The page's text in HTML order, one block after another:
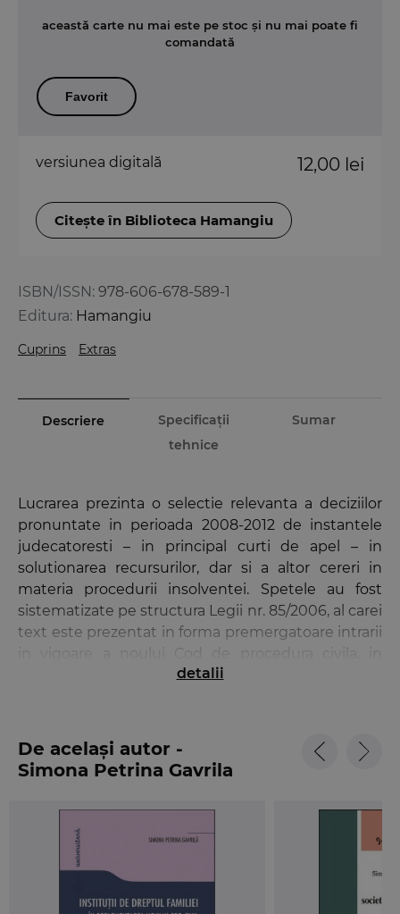
ISBN/ISSN: 978-606-678-589-1
Editura: Hamangiu
Cuprins Extras
această carte nu mai este pe stoc și nu mai poate fi
comandată
Favorit
versiunea digitală 12,00 lei
Citește în Biblioteca Hamangiu
Descriere
Specificații
tehnice
Sumar
Lucrarea prezinta o selectie relevanta a deciziilor
pronuntate in perioada 2008-2012 de instantele
judecatoresti – in principal curti de apel – in
solutionarea recursurilor, dar si a altor cereri in
materia procedurii insolventei. Spetele au fost
sistematizate pe structura Legii nr. 85/2006, al carei
text este prezentat in forma premergatoare intrarii
in vigoare a noului Cod de procedura civila, in
concordanta cu jurisprudenta expusa.
note de subsol au fost redate modificarile aduse
Legii procedurii insolventei prin Legea nr. 76/2012
corespunzatoare vechilor texte mentionate in
legislatia relevanta si in rezumatele spetelor.
detalii
De același autor -
Simona Petrina Gavrila